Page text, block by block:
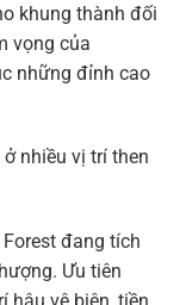
khung thành đối
vọng của
những đỉnh cao
nhiều vị trí then
đang tích
Ưu tiên